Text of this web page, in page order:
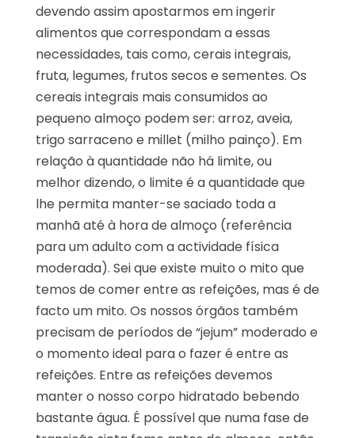
devendo assim apostarmos em ingerir
alimentos que correspondam a essas
necessidades, tais como, cerais integrais,
fruta, legumes, frutos secos e sementes. Os
cereais integrais mais consumidos ao
pequeno almoço podem ser: arroz, aveia,
trigo sarraceno e millet (milho painço). Em
relação à quantidade não há limite, ou
melhor dizendo, o limite é a quantidade que
lhe permita manter-se saciado toda a
manhã até à hora de almoço (referência
para um adulto com a actividade física
moderada). Sei que existe muito o mito que
temos de comer entre as refeições, mas é de
facto um mito. Os nossos órgãos também
precisam de períodos de “jejum” moderado e
o momento ideal para o fazer é entre as
refeições. Entre as refeições devemos
manter o nosso corpo hidratado bebendo
bastante água. É possível que numa fase de